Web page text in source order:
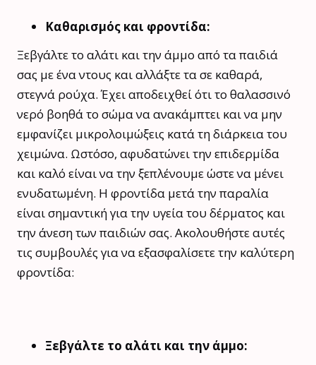
Καθαρισμός και φροντίδα:
Ξεβγάλτε το αλάτι και την άμμο από τα παιδιά
σας με ένα ντους και αλλάξτε τα σε καθαρά,
στεγνά ρούχα. Έχει αποδειχθεί ότι το θαλασσινό
νερό βοηθά το σώμα να ανακάμπτει και να μην
εμφανίζει μικρολοιμώξεις κατά τη διάρκεια του
χειμώνα. Ωστόσο, αφυδατώνει την επιδερμίδα
και καλό είναι να την ξεπλένουμε ώστε να μένει
ενυδατωμένη. Η φροντίδα μετά την παραλία
είναι σημαντική για την υγεία του δέρματος και
την άνεση των παιδιών σας. Ακολουθήστε αυτές
τις συμβουλές για να εξασφαλίσετε την καλύτερη
φροντίδα:
Ξεβγάλτε το αλάτι και την άμμο: